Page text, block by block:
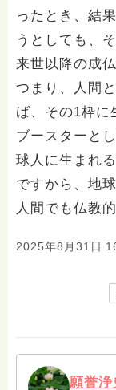
ったとき、結
うとしても、
来世以降の成
つまり、人間
ば、その1枠に
ブースターと
球人に生まれ
ですから、地
人間でも仏教
2025年8月31日
願誉浄